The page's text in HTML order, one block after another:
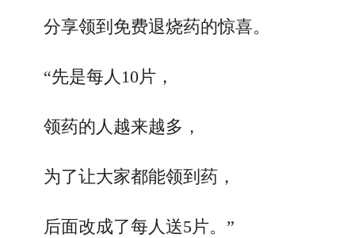
分享领到免费退烧药的惊喜。
“先是每人10片，
领药的人越来越多，
为了让大家都能领到药，
后面改成了每人送5片。”